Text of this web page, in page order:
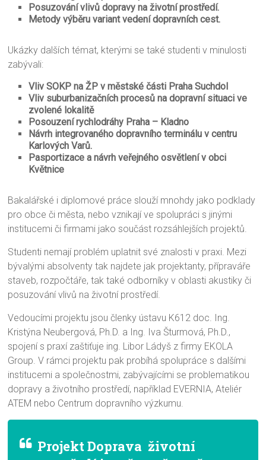
Posuzování vlivů dopravy na životní prostředí.
Metody výběru variant vedení dopravních cest.
Ukázky dalších témat, kterými se také studenti v minulosti
zabývali:
Vliv SOKP na ŽP v městské části Praha Suchdol
Vliv suburbanizačních procesů na dopravní situaci ve
zvolené lokalitě
Posouzení rychlodráhy Praha – Kladno
Návrh integrovaného dopravního terminálu v centru
Karlových Varů.
Pasportizace a návrh veřejného osvětlení v obci
Květnice
Bakalářské i diplomové práce slouží mnohdy jako podklady
pro obce či města, nebo vznikají ve spolupráci s jinými
institucemi či firmami jako součást rozsáhlejších projektů.
Studenti nemají problém uplatnit své znalosti v praxi. Mezi
bývalými absolventy tak najdete jak projektanty, přípraváře
staveb, rozpočtáře, tak také odborníky v oblasti akustiky či
posuzování vlivů na životní prostředí.
Vedoucími projektu jsou členky ústavu K612 doc. Ing.
Kristýna Neubergová, Ph.D. a Ing. Iva Šturmová, Ph.D.,
spojení s praxí zaštiťuje ing. Libor Ládyš z firmy EKOLA
Group. V rámci projektu pak probíhá spolupráce s dalšími
institucemi a společnostmi, zabývajícími se problematikou
dopravy a životního prostředí, například EVERNIA, Ateliér
ATEM nebo Centrum dopravního výzkumu.
Projekt Doprava životní